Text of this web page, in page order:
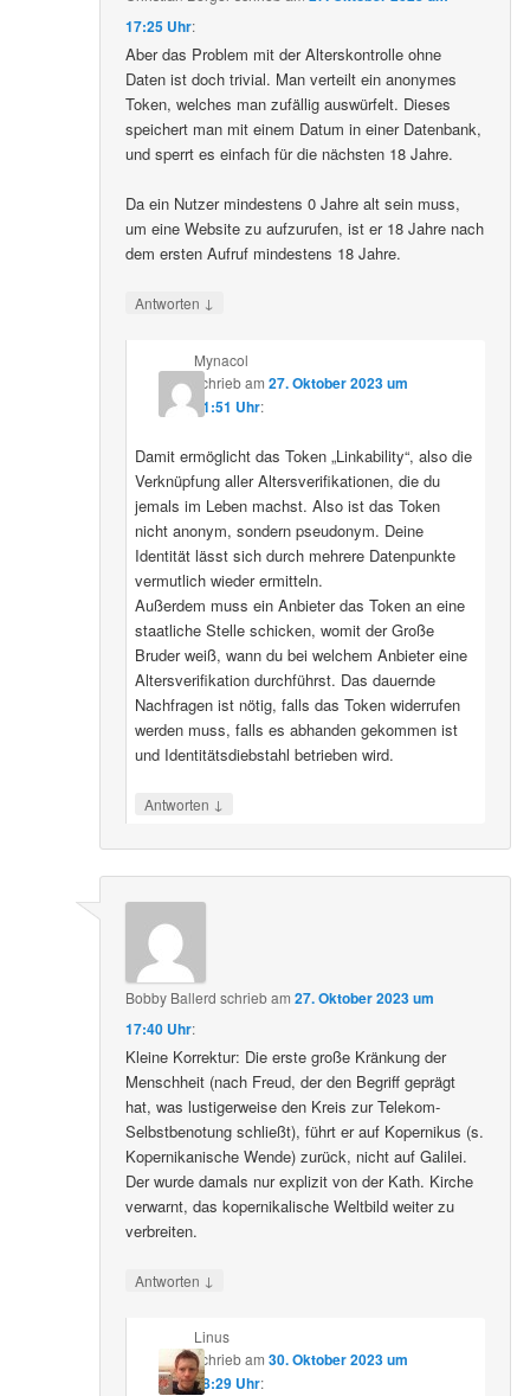
17:25 Uhr:
Aber das Problem mit der Alterskontrolle ohne
Daten ist doch trivial. Man verteilt ein anonymes
Token, welches man zufällig auswürfelt. Dieses
speichert man mit einem Datum in einer Datenbank,
und sperrt es einfach für die nächsten 18 Jahre.
Da ein Nutzer mindestens 0 Jahre alt sein muss,
um eine Website zu aufzurufen, ist er 18 Jahre nach
dem ersten Aufruf mindestens 18 Jahre.
Antworten ↓
Mynacol
schriebam 27. Oktober 2023 um
21:51 Uhr:
Damit ermöglicht das Token „Linkability“, also die
Verknüpfung aller Altersverifikationen, die du
jemals im Leben machst. Also ist das Token
nicht anonym, sondern pseudonym. Deine
Identität lässt sich durch mehrere Datenpunkte
vermutlich wieder ermitteln.
Außerdem muss ein Anbieter das Token an eine
staatliche Stelle schicken, womit der Große
Bruder weiß, wann du bei welchem Anbieter eine
Altersverifikation durchführst. Das dauernde
Nachfragen ist nötig, falls das Token widerrufen
werden muss, falls es abhanden gekommen ist
und Identitätsdiebstahl betrieben wird.
Antworten ↓
Bobby Ballerd schriebam27. Oktober 2023 um
17:40 Uhr:
Kleine Korrektur: Die erste große Kränkung der
Menschheit (nach Freud, der den Begriff geprägt
hat, was lustigerweise den Kreis zur Telekom-
Selbstbenotung schließt), führt er auf Kopernikus (s.
Kopernikanische Wende) zurück, nicht auf Galilei.
Der wurde damals nur explizit von der Kath. Kirche
verwarnt, das kopernikalische Weltbild weiter zu
verbreiten.
Antworten ↓
Linus
schriebam 30. Oktober 2023 um
08:29 Uhr: